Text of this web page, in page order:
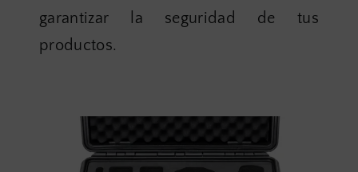
garantizar la seguridad de tus
productos.